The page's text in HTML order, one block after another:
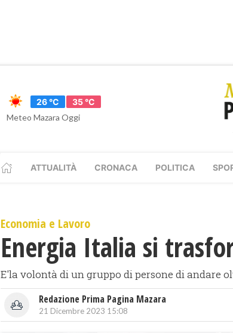
26 °C
35 °C
Meteo Mazara Oggi
ATTUALITÀ CRONACA POLITICA
Economia e Lavoro
​Energia Italia si
E'la volontà di un gruppo di persone di andare
Redazione Prima Pagina Mazara
21 Dicembre 2023 15:08